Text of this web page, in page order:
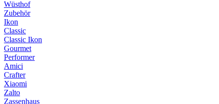
Wüsthof
Zubehör
Ikon
Classic
Classic Ikon
Gourmet
Performer
Amici
Crafter
Xiaomi
Zalto
Zassenhaus